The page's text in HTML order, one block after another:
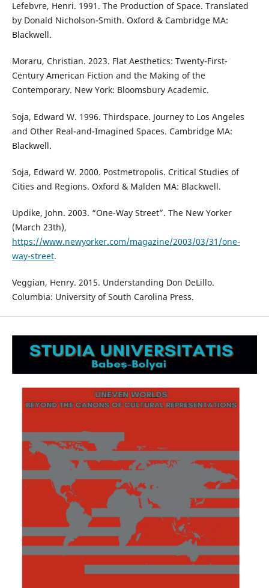
Lefebvre, Henri. 1991. The Production of Space. Translated
by Donald Nicholson-Smith. Oxford & Cambridge MA:
Blackwell.
Moraru, Christian. 2023. Flat Aesthetics: Twenty-First-
Century American Fiction and the Making of the
Contemporary. New York: Bloomsbury Academic.
Soja, Edward W. 1996. Thirdspace. Journey to Los Angeles
and Other Real-and-Imagined Spaces. Cambridge MA:
Blackwell.
Soja, Edward W. 2000. Postmetropolis. Critical Studies of
Cities and Regions. Oxford & Malden MA: Blackwell.
Updike, John. 2003. “One-Way Street”. The New Yorker
(March 23th),
https://www.newyorker.com/magazine/2003/03/31/one-
way-street.
Veggian, Henry. 2015. Understanding Don DeLillo.
Columbia: University of South Carolina Press.